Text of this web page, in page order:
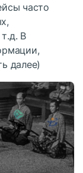
часто
В
далее)